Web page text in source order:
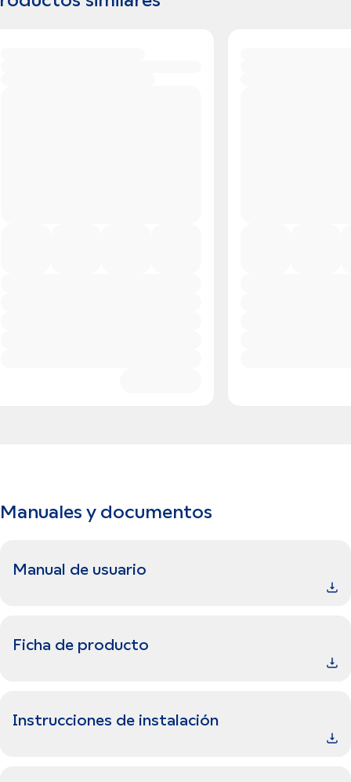
Manuales y documentos
Manual de usuario
Ficha de producto
Instrucciones de instalación